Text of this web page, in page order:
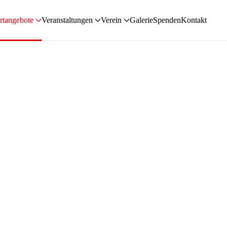
Veranstaltungen Verein GalerieSpendenKontakt